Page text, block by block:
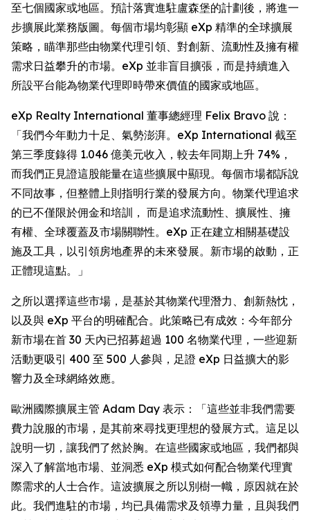
至七個國家或地區。預計落實進駐盧森堡的計劃後，將進一
步擴展此業務版圖。每個市場均彰顯 eXp 精準的全球擴展
策略，瞄準那些由物業代理引領、對創新、流動性及擁有權
需求日益攀升的市場。eXp 並非盲目擴張，而是持續進入
所設平台能為物業代理即時帶來價值的國家或地區。
eXp Realty International 董事總經理 Felix Bravo 說：
「我們今年動力十足、氣勢澎湃。eXp International 截至
第三季度錄得 1.046 億美元收入，較去年同期上升 74%，
而我們正見證這股能量在這些擴展中顯現。每個市場都訴說
不同故事，但整體上則指明行業的發展方向。物業代理追求
的已不僅限於佣金和培訓， 而是追求流動性、擴展性、擁
有權、全球覆蓋及市場關聯性。eXp 正在建立相關基礎設
施及工具，以引領房地產界的未來發展。新市場的啟動，正
正體現這點。」
之所以選擇這些市場，是基於其物業代理潛力、創新熱忱，
以及與 eXp 平台的明確配合。此策略已有成效：今年部分
新市場在首 30 天內已招募超過 100 名物業代理，一些迎新
活動更吸引 400 至 500 人參與，足證 eXp 日益擴大的影
響力及全球網絡效應。
歐洲國際擴展主管 Adam Day 表示：「這些並非我們需要
費力說服的市場，是其前來尋找更理想的發展方式。這足以
說明一切，讓我們了然於胸。在這些國家或地區，我們都與
深入了解當地市場、並洞悉 eXp 模式如何配合物業代理實
際需求的人士合作。這波擴展之所以別樹一幟，原因就在於
此。我們進駐的市場，均已具備需求及領導力量，且與我們